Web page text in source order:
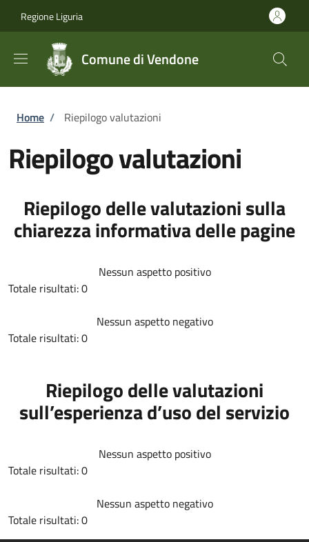
Regione Liguria
Comune di Vendone
Briciole di pane
Home / Riepilogo valutazioni
Riepilogo valutazioni
Riepilogo delle valutazioni sulla
chiarezza informativa delle pagine
Nessun aspetto positivo
Totale risultati: 0
Nessun aspetto negativo
Totale risultati: 0
Riepilogo delle valutazioni
sull’esperienza d’uso del servizio
Nessun aspetto positivo
Totale risultati: 0
Nessun aspetto negativo
Totale risultati: 0